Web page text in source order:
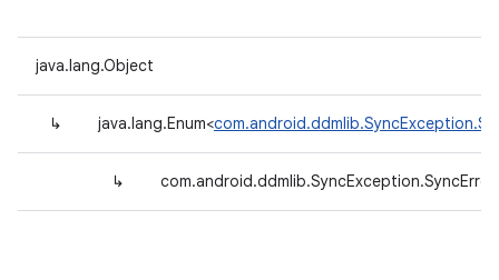
java.lang.Object
↳ java.lang.Enum<
↳ com.android.ddmlib.SyncException.SyncError